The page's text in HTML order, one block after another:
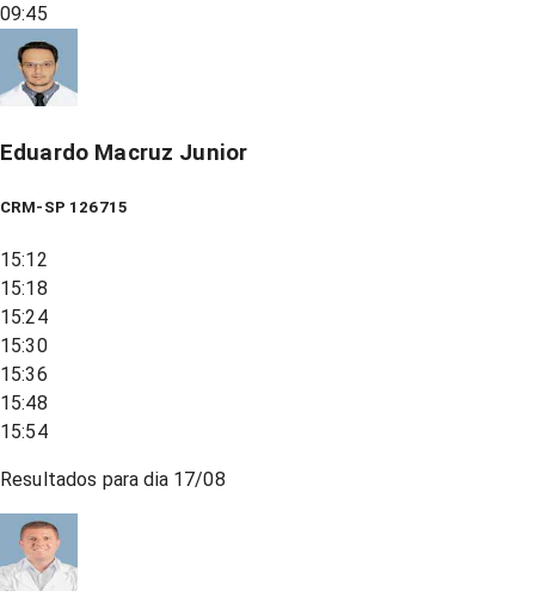
09:45
Eduardo Macruz Junior
CRM-SP 126715
15:12
15:18
15:24
15:30
15:36
15:48
15:54
Resultados para dia 17/08